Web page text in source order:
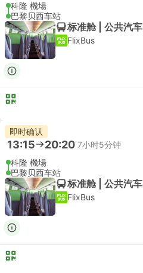
科隆 機場
巴黎贝西车站
标准舱 | 公共汽车
FlixBus
即时确认
13:15 20:20 7小时5分钟
科隆 機場
巴黎贝西车站
标准舱 | 公共汽车
FlixBus